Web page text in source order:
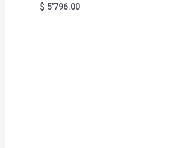
$ 5'796.00